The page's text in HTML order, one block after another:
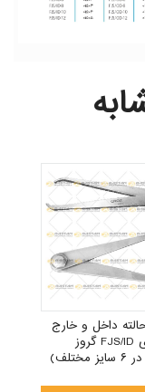
داخل و خارج
سنج سری FJS/ID گروز